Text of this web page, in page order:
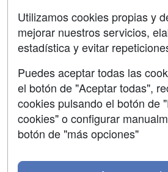
Contactar
Confidencialidad
Aviso legal
Copyleft
Utilizamos cookies propias y
mejorar nuestros servicios,
estadística y evitar
Puedes aceptar todas las
el botón de "Aceptar todas",
cookies pulsando el botón de
cookies" o configurar
botón de "más opciones"